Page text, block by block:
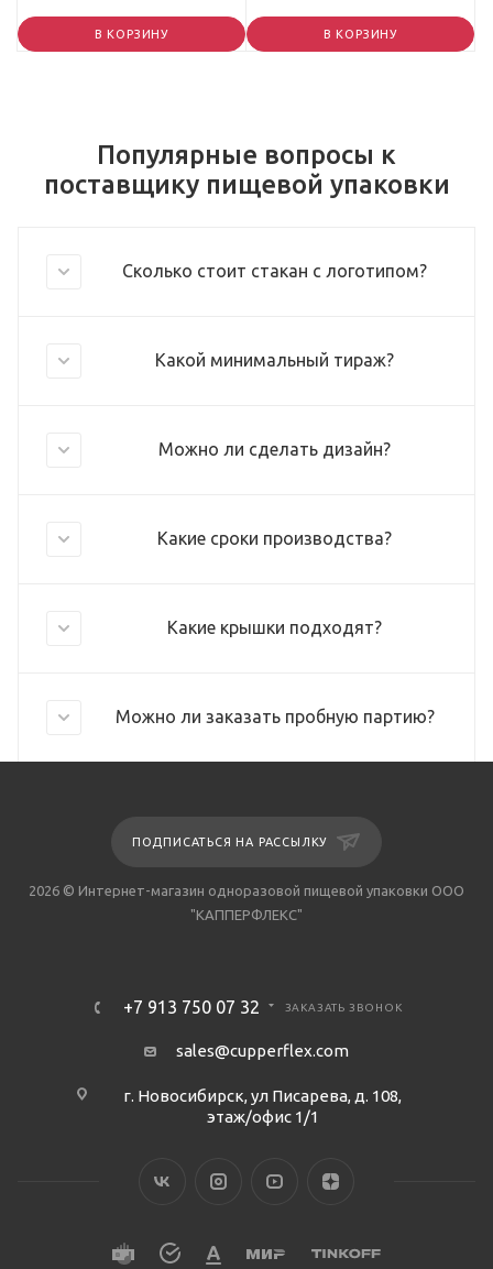
В КОРЗИНУ В КОРЗИНУ
Популярные вопросы к
поставщику пищевой упаковки
Сколько стоит стакан с логотипом?
Какой минимальный тираж?
Можно ли сделать дизайн?
Какие сроки производства?
Какие крышки подходят?
Можно ли заказать пробную партию?
ПОДПИСАТЬСЯ НА РАССЫЛКУ
2026 © Интернет-магазин одноразовой пищевой упаковки ООО
"КАППЕРФЛЕКС"
+7 913 750 07 32 ЗАКАЗАТЬ ЗВОНОК
sales@cupperflex.com
г. Новосибирск, ул Писарева, д. 108,
этаж/офис 1/1